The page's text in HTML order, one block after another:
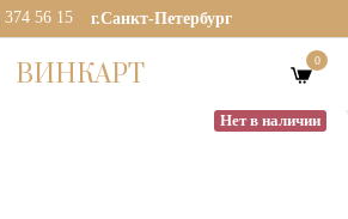
56 15 г.Санкт-Петербург
ВИНКАРТ 0
Нет в наличии